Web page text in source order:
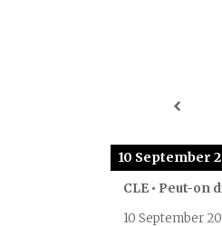
10 September
CLE • Peut-on
10 September